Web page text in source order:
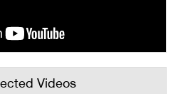
Videos